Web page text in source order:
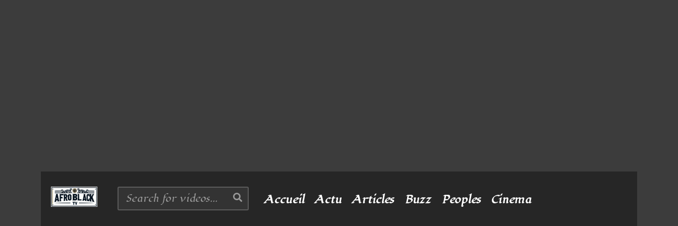
Accueil Actu Articles Buzz Peoples Cinema